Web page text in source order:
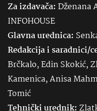
Za izdavača:Dženana
INFOHOUSE
Glavna urednica:
Redakcija i saradnici/
Brčkalo, Edin Skokić,
Kamenica, Anisa
Tomić
Tehnički urednik: